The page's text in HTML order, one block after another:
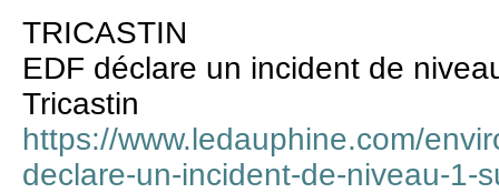
TRICASTIN
EDF déclare un incident de
Tricastin
https://www.ledauphine.com/
declare-un-incident-de-niveau-1-